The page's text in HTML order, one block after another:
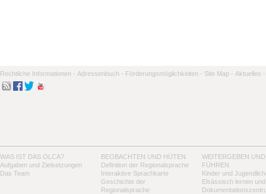
Rechtliche Informationen - Adressenbuch - Förderungsmöglichkeiten - Site Map - Aktuelles -
WAS IST DAS OLCA?
Aufgaben und Zielsetzungen
Das Team
BEOBACHTEN UND HÜTEN
Definition der Regionalsprache
Interaktive Sprachkarte
Geschichte der
Regionalsprache
WEITERGEBEN UND
FÜHREN
Kinder und
Elsässisch lernen